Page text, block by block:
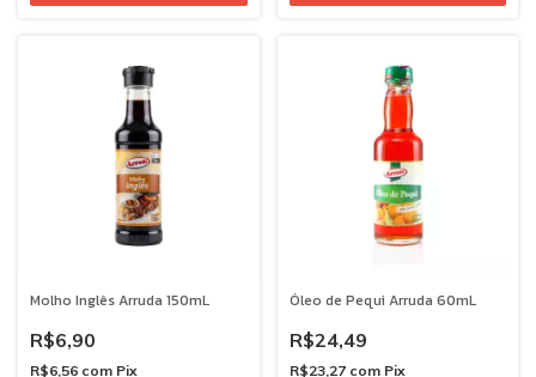
Molho Inglês Arruda 150mL
R$6,90
R$6,56 com Pix
Óleo de Pequi Arruda 60mL
R$24,49
R$23,27 com Pix